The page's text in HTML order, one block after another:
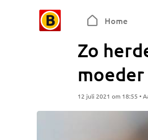
Home
Zo
12 juli 2021 om 18:55 •